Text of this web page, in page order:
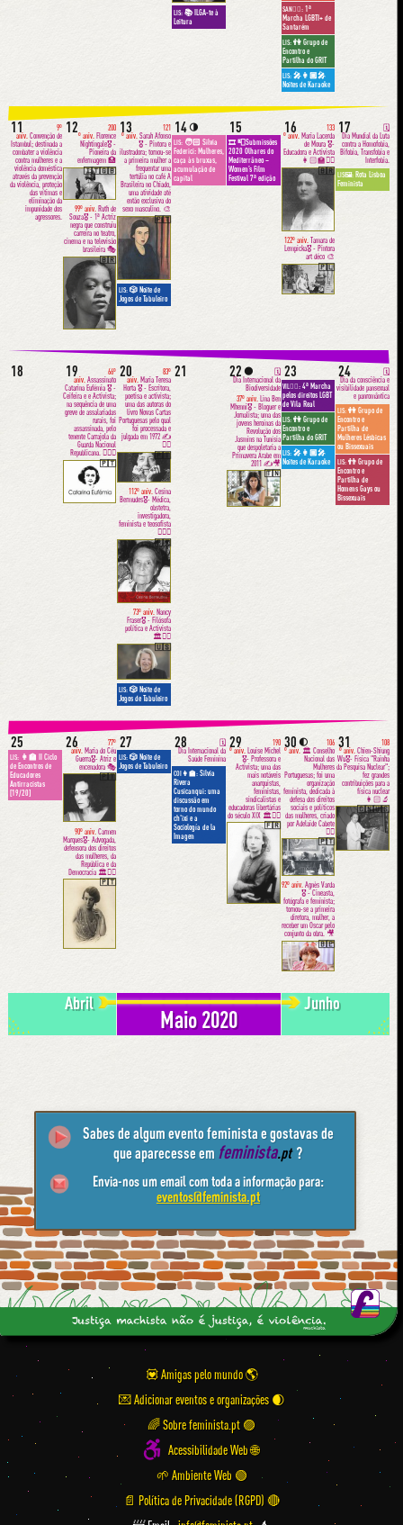
LIS:📚 ILGA-te à
Leitura
SAN🏳️‍🌈: 1ª
Marcha LGBTI+ de
Santarém
LIS: 👫 Grupo de
Encontro e
Partilha do GRIT
LIS: 🎤👩🏾‍🎤
Noites de Karaoke
11
9º
aniv. Convenção de
Istambul; destinada a
combater a violência
contra mulheres e a
violência doméstica
através da prevenção
da violência, proteção
das vítimas e
eliminação da
impunidade dos
agressores.
12
200
º aniv. Florence
Nightingale🎖 -
Pioneira da
enfermagem 🏥
🇮🇹🇬🇧
99º aniv. Ruth de
Souza🎖 - 1ª Actriz
negra que construiu
carreira no teatro,
cinema e na televisão
brasileira 🎭
🇧🇷
13
121
º aniv. Sarah Afonso
🎖 - Pintora e
ilustradora; tornou-se
a primeira mulher a
frequentar uma
tertúlia no café A
Brasileira no Chiado,
uma atividade até
então exclusiva do
sexo masculino. 🎨
🇵🇹
LIS: 🎲 Noite de
Jogos de Tabuleiro
14🌗
LIS:🧑🏻 Silvia
Federici: Mulheres,
caça às bruxas,
acumulação de
capital
15
🎞📮Submissões
2020 Olhares do
Mediterrâneo –
Women’s Film
Festival 7ª edição
16
133
º aniv. Maria Lacerda
de Moura 🎖-
Educadora e Activista
👩🏻‍🏫✊🏽
🇧🇷
122º aniv. Tamara de
Lempicka🎖 - Pintora
art déco 🎨
🇵🇱
17
🗓
Dia Mundial da Luta
contra a Homofobia,
Bifobia, Transfobia e
Interfobia.
LIS🖼: Rota Lisboa
Feminista
18 19
66º
aniv. Assassinato
Catarina Eufémia 🎖 -
Ceifeira e e Activista;
na sequência de uma
greve de assalariadas
rurais, foi
assassinada, pelo
tenente Carrajola da
Guarda Nacional
Republicana. ✊🏽🌾
🇵🇹
20
83º
aniv. Maria Teresa
Horta 🎖 - Escritora,
poetisa e activista;
uma das autoras do
livro Novas Cartas
Portuguesas pelo qual
foi processada e
julgada em 1972 ✍️
✊🏽
🇵🇹
112º aniv. Cesina
Bermudes🎖- Médica,
obstetra,
investigadora,
feminista e teosofista
👩🏻‍⚕️
🇵🇹
73º aniv. Nancy
Fraser🎖 - Filósofa
política e Activista
🏛✊🏼
🇺🇸
LIS: 🎲 Noite de
Jogos de Tabuleiro
21 22 🌑
🗓
Dia Internacional da
Biodiversidade
37º aniv.
Lina Ben
Mhenni🎖 - Bloguer e
Jornalista; uma das
jovens heroínas da
Revolução dos
Jasmins na Tunísia
que despoletaria a
Primavera Árabe em
2011 ✍️🎥
🇹🇳
23
VIL🏳️‍🌈: 4ª Marcha
pelos direitos LGBT
de Vila Real
LIS: 👫 Grupo de
Encontro e
Partilha do GRIT
LIS: 🎤👩🏾‍🎤
Noites de Karaoke
24
🗓
Dia da consciência e
visibilidade pansexual
e panromântica
LIS: 👭 Grupo de
Encontro e
Partilha de
Mulheres Lésbicas
ou Bissexuais
LIS: 👬 Grupo de
Encontro e
Partilha de
Homens Gays ou
Bissexuais
25
LIS:👩‍🏫 II Ciclo
de Encontros de
Educadores
Antirracistas
[19/20]
26
77º
aniv. Maria do Céu
Guerra🎖- Atriz e
encenadora 🎭
🇵🇹
90º aniv. Carmen
Marques🎖- Advogada,
defensora dos direitos
das mulheres, da
República e da
Democracia 🏛✊🏽
🇵🇹
27
LIS: 🎲 Noite de
Jogos de Tabuleiro
28
🗓
Dia Internacional da
Saúde Feminina
COI👩‍🏫:Silvia
Rivera
Cusicanqui: uma
discussão em
torno do mundo
ch'ixi e a
Sociología de la
Imagen
29
190
º aniv.
Louise Michel
🎖- Professora e
Activista; uma das
mais notáveis
anarquistas,
feministas,
sindicalistas e
educadoras libertárias
do século XIX 🏛✊🏼
🇫🇷
30 🌓
106
º aniv. 🏛 Conselho
Nacional das
Mulheres
Portuguesas; foi uma
organização
feminista, dedicada à
defesa dos direitos
sociais e políticos
das mulheres, criado
por Adelaide Cabete
✊🏽
🇵🇹
92º aniv. Agnès Varda
🎖 - Cineasta,
fotógrafa e feminista;
tornou-se a primeira
diretora, mulher, a
receber um Oscar pelo
conjunto da obra. 🎥
🇧🇪
31
108
º aniv. Chien-Shiung
Wu🎖- Física "Rainha
da Pesquisa Nuclear";
fez grandes
contribuições para a
física nuclear
👩🏻‍🔬
🇨🇳🇺🇸
Abril
Maio 2020
Junho
Sabes de algum evento feminista e gostavas de
que aparecesse em feminista.pt ?
Envia-nos um email com toda a informação para:
eventos@feminista.pt
💟 Amigas pelo mundo
💌 Adicionar eventos e organizações
🌈 Sobre feminista.pt 🟣
Acessibilidade Web 🌐
🌱 Ambiente Web 🟢
📄 Política de Privacidade (RGPD) 🔴